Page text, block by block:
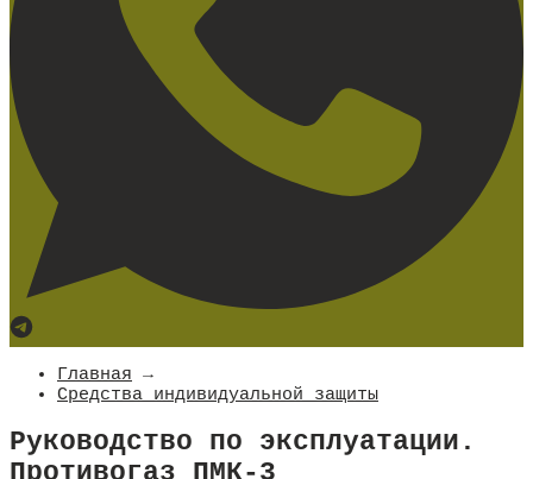
Главная →
Средства индивидуальной защиты
Руководство по эксплуатации.